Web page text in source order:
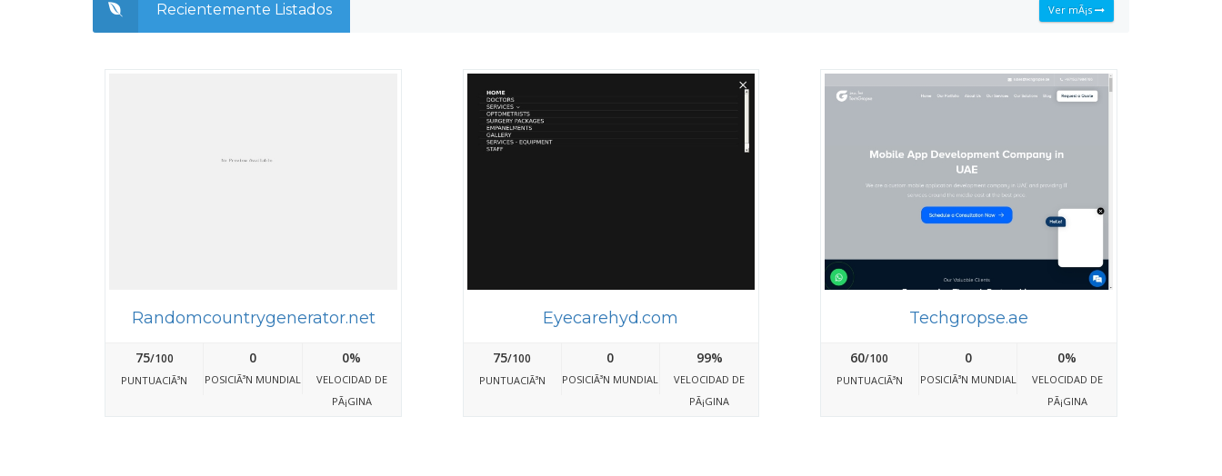
Recientemente Listados Ver mÃ¡s
Randomcountrygenerator.net
75/100
PUNTUACIÃ³N
0
POSICIÃ³N MUNDIAL
0%
VELOCIDAD DE
PÃ¡GINA
Eyecarehyd.com
75/100
PUNTUACIÃ³N
0
POSICIÃ³N MUNDIAL
99%
VELOCIDAD DE
PÃ¡GINA
Techgropse.ae
60/100
PUNTUACIÃ³N
0
POSICIÃ³N MUNDIAL
0%
VELOCIDAD DE
PÃ¡GINA